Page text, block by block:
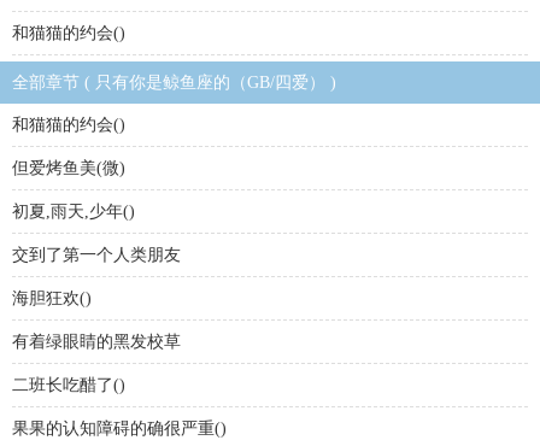
和猫猫的约会()
全部章节 ( 只有你是鲸鱼座的（GB/四爱） )
和猫猫的约会()
但爱烤鱼美(微)
初夏,雨天,少年()
交到了第一个人类朋友
海胆狂欢()
有着绿眼睛的黑发校草
二班长吃醋了()
果果的认知障碍的确很严重()